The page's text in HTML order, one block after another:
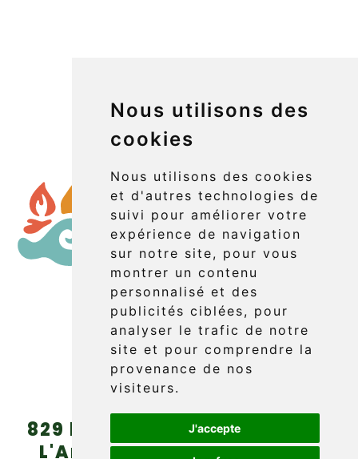
Nous utilisons des
cookies
Nous utilisons des cookies
et d'autres technologies de
suivi pour améliorer votre
expérience de navigation
sur notre site, pour vous
montrer un contenu
personnalisé et des
publicités ciblées, pour
analyser le trafic de notre
site et pour comprendre la
provenance de nos
visiteurs.
J'accepte
Réserver
829 boul. Griffon (route 132)
L'Anse-au-Griffon, Gaspé